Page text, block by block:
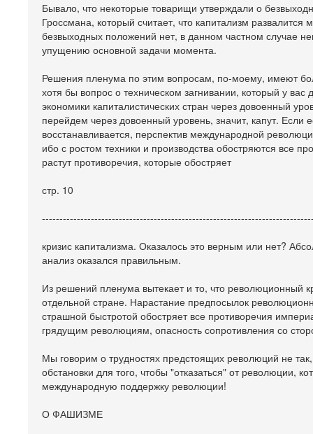
Бывало, что некоторые товарищи утверждали о
Гроссмана, который считает, что капитализм
безвыходных положений нет, в данном частном случае
упущению основной задачи момента.
Решения пленума по этим вопросам, по-моему, имеют
хотя бы вопрос о техническом загнивании, который у
экономики капиталистических стран через довоенный
перейдем через довоенный уровень, значит, капут. Если
восстанавливается, перспектив международной
ибо с ростом техники и производства обостряются все
растут противоречия, которые обостряет
стр. 10
кризис капитализма. Оказалось это верным или нет?
анализ оказался правильным.
Из решений пленума вытекает и то, что революционный
отдельной стране. Нарастание предпосылок
страшной быстротой обостряет все противоречия
грядущим революциям, опасность сопротивления со
Мы говорим о трудностях предстоящих революций не
обстановки для того, чтобы "отказаться" от революции,
международную поддержку революции!
О ФАШИЗМЕ